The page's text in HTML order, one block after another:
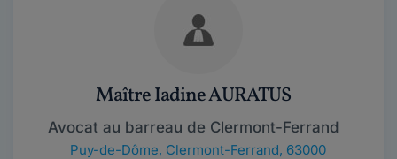
Maître Iadine AURATUS
Avocat au barreau de Clermont-Ferrand
Puy-de-Dôme, Clermont-Ferrand, 63000